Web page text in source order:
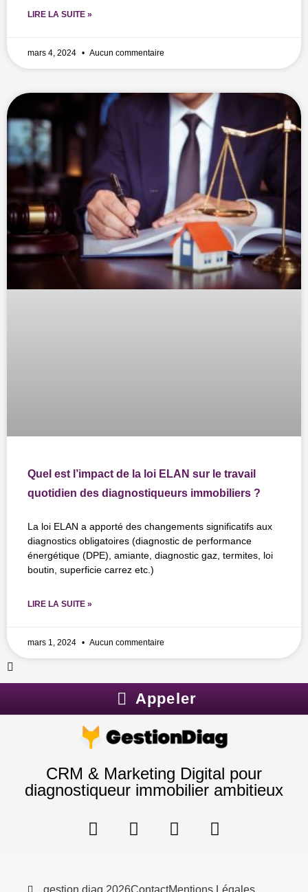
LIRE LA SUITE »
mars 4, 2024 Aucun commentaire
Quel est l’impact de la loi ELAN sur le travail
quotidien des diagnostiqueurs immobiliers ?
La loi ELAN a apporté des changements significatifs aux
diagnostics obligatoires (diagnostic de performance
énergétique (DPE), amiante, diagnostic gaz, termites, loi
boutin, superficie carrez etc.)
LIRE LA SUITE »
mars 1, 2024 Aucun commentaire
Appeler
CRM & Marketing Digital pour
diagnostiqueur immobilier ambitieux
Y
o
T
i
I
n
L
i
gestion diag 2026ContactMentions Légales